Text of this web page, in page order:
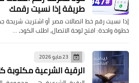
طريقة إذا نسيت رقمك
إذا نسيت رقم خط اتصالات مصر أو اشتريت شريحة
خطوة واحدة: افتح لوحة الاتصال، اطلب الكود، …
23 مايو 2026
الرقية الشرعية مكتوبة